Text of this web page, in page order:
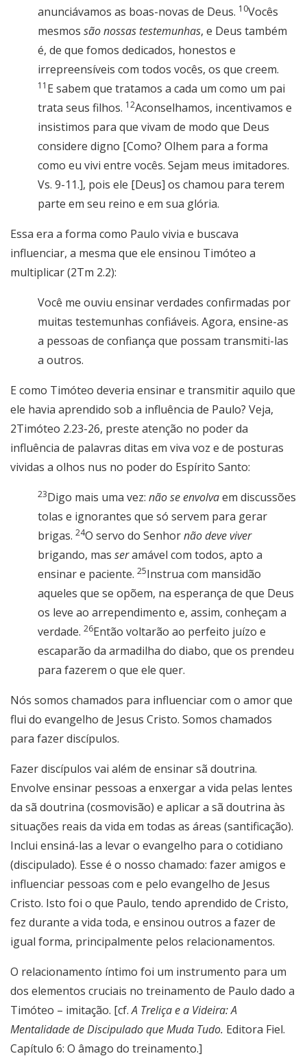
anunciávamos as boas-novas de Deus. 10Vocês
mesmos são nossas testemunhas, e Deus também
é, de que fomos dedicados, honestos e
irrepreensíveis com todos vocês, os que creem.
11 E sabem que tratamos a cada um como um pai
trata seus filhos. 12Aconselhamos, incentivamos e
insistimos para que vivam de modo que Deus
considere digno [Como? Olhem para a forma
como eu vivi entre vocês. Sejam meus imitadores.
Vs. 9-11.], pois ele [Deus] os chamou para terem
parte em seu reino e em sua glória.
Essa era a forma como Paulo vivia e buscava
influenciar, a mesma que ele ensinou Timóteo a
multiplicar (2Tm 2.2):
Você me ouviu ensinar verdades confirmadas por
muitas testemunhas confiáveis. Agora, ensine-as
a pessoas de confiança que possam transmiti-las
a outros.
E como Timóteo deveria ensinar e transmitir aquilo que
ele havia aprendido sob a influência de Paulo? Veja,
2Timóteo 2.23-26, preste atenção no poder da
influência de palavras ditas em viva voz e de posturas
vividas a olhos nus no poder do Espírito Santo:
23Digo mais uma vez: não se envolvaem discussões
tolas e ignorantes que só servem para gerar
brigas. 24O servo do Senhornão deve viver
brigando, mas seramável com todos, apto a
ensinar e paciente. 25Instrua com mansidão
aqueles que se opõem, na esperança de que Deus
os leve ao arrependimento e, assim, conheçam a
verdade. 26Então voltarão ao perfeito juízo e
escaparão da armadilha do diabo, que os prendeu
para fazerem o que ele quer.
Nós somos chamados para influenciar com o amor que
flui do evangelho de Jesus Cristo. Somos chamados
para fazer discípulos.
Fazer discípulos vai além de ensinar sã doutrina.
Envolve ensinar pessoas a enxergar a vida pelas lentes
da sã doutrina (cosmovisão) e aplicar a sã doutrina às
situações reais da vida em todas as áreas (santificação).
Inclui ensiná-las a levar o evangelho para o cotidiano
(discipulado). Esse é o nosso chamado: fazer amigos e
influenciar pessoas com e pelo evangelho de Jesus
Cristo. Isto foi o que Paulo, tendo aprendido de Cristo,
fez durante a vida toda, e ensinou outros a fazer de
igual forma, principalmente pelos relacionamentos.
O relacionamento íntimo foi um instrumento para um
dos elementos cruciais no treinamento de Paulo dado a
Timóteo – imitação. [cf.A Treliça e a Videira: A
Mentalidade de Discipulado que Muda Tudo. Editora Fiel.
Capítulo 6: O âmago do treinamento.]